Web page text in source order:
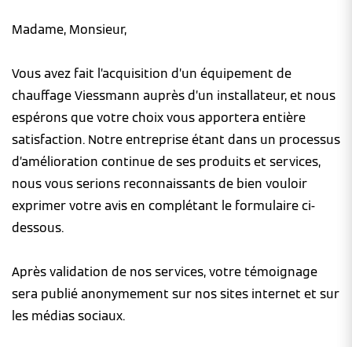
Madame, Monsieur,
Vous avez fait l’acquisition d’un équipement de
chauffage Viessmann auprès d’un installateur, et nous
espérons que votre choix vous apportera entière
satisfaction. Notre entreprise étant dans un processus
d’amélioration continue de ses produits et services,
nous vous serions reconnaissants de bien vouloir
exprimer votre avis en complétant le formulaire ci-
dessous.
Après validation de nos services, votre témoignage
sera publié anonymement sur nos sites internet et sur
les médias sociaux.